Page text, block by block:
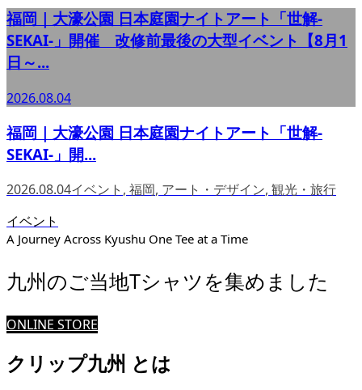
福岡｜大濠公園 日本庭園ナイトアート「世解-
SEKAI-」開催 改修前最後の大型イベント【8月1
日～...
2026.08.04
福岡｜大濠公園 日本庭園ナイトアート「世解-
SEKAI-」開...
2026.08.04イベント , 福岡, アート・デザイン, 観光・旅行
イベント
A Journey Across Kyushu One Tee at a Time
九州のご当地Tシャツを集めました
ONLINE STORE
クリップ九州 とは